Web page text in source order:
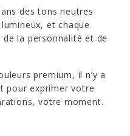
des tons neutres
et chaque
la personnalité et de
premium, il n’y a
pour exprimer votre
votre moment.